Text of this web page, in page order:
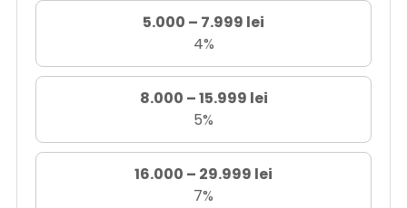
5.000 – 7.999 lei
4%
8.000 – 15.999 lei
5%
16.000 – 29.999 lei
7%